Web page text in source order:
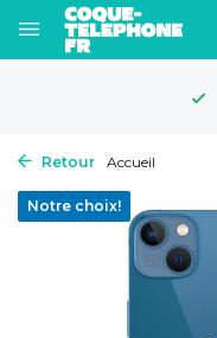
Retour Accueil
Notre choix!